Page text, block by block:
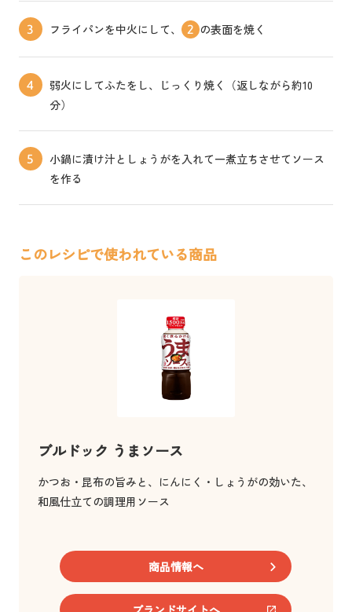
このレシピで使われている商品
ブルドック うまソース
かつお・昆布の旨みと、にんにく・しょうがの効いた、
和風仕立ての調理用ソース
商品情報へ
3 フライパンを中火にして、 2 の表面を焼く
4
弱火にしてふたをし、じっくり焼く（返しながら約10
分）
5
小鍋に漬け汁としょうがを入れて一煮立ちさせてソース
を作る